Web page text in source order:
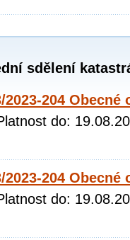
sdělení
204 Obecné
do:
204 Obecné
do: